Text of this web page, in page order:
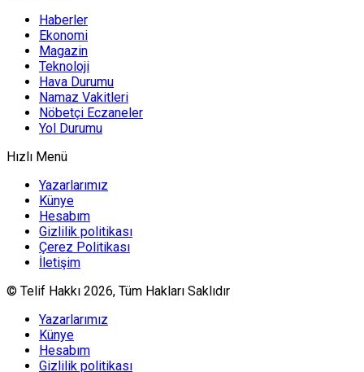
Haberler
Ekonomi
Magazin
Teknoloji
Hava Durumu
Namaz Vakitleri
Nöbetçi Eczaneler
Yol Durumu
Hızlı Menü
Yazarlarımız
Künye
Hesabım
Gizlilik politikası
Çerez Politikası
İletişim
© Telif Hakkı 2026, Tüm Hakları Saklıdır
Yazarlarımız
Künye
Hesabım
Gizlilik politikası